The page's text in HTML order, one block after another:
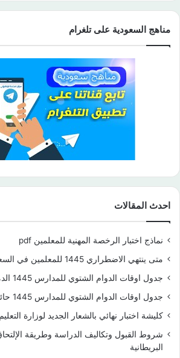
مناهج السعودية على تلغرام
احدث المقالات
نماذج اختبار الرخصة المهنية للمعلمين pdf
متى ينتهي الاضطراري 1445 للمعلمين في السعودية
جدول اوقات الدوام الشتوي للمدارس 1445 الدمام
جدول اوقات الدوام الشتوي للمدارس 1445 حائل
كليشة اختبار نهائي بالشعار الجديد لوزارة
شروط القبول وتكاليف الدراسة وطريقة
البريطانية